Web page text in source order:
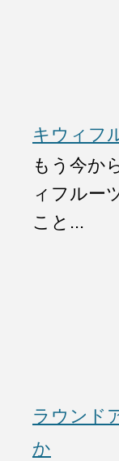
キウィフ
もう今か
ィフルー
こと...
ラウンド
か